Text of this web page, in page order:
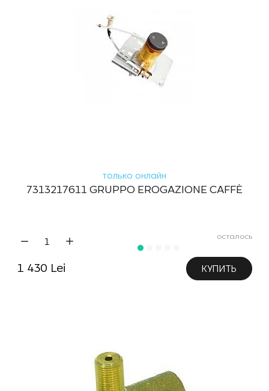
только онлайн
7313217611 GRUPPO EROGAZIONE CAFFÈ
осталось
1 430 Lei КУПИТЬ